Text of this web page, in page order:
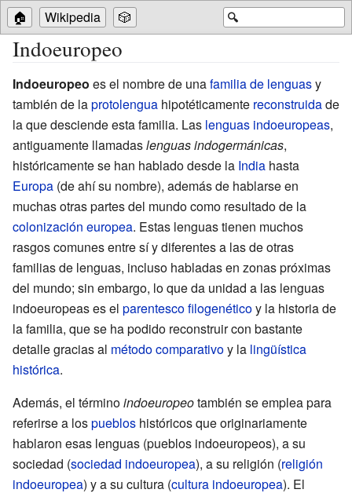
🔍
🏠 Wikipedia 🎲
Indoeuropeo
Indoeuropeo es el nombre de unafamilia de lenguasy
también de laprotolengua hipotéticamente reconstruidade
la que desciende esta familia. Las lenguas indoeuropeas,
antiguamente llamadaslenguas indogermánicas,
históricamente se han hablado desde la India hasta
Europa (de ahí su nombre), además de hablarse en
muchas otras partes del mundo como resultado de la
colonización europea. Estas lenguas tienen muchos
rasgos comunes entre sí y diferentes a las de otras
familias de lenguas, incluso habladas en zonas próximas
del mundo; sin embargo, lo que da unidad a las lenguas
indoeuropeas es el parentesco filogenéticoy la historia de
la familia, que se ha podido reconstruir con bastante
detalle gracias al método comparativoy la lingüística
histórica.
Además, el términoindoeuropeotambién se emplea para
referirse a lospueblos históricos que originariamente
hablaron esas lenguas (pueblos indoeuropeos), a su
sociedad (sociedad indoeuropea), a su religión (religión
indoeuropea) y a su cultura (cultura indoeuropea). El